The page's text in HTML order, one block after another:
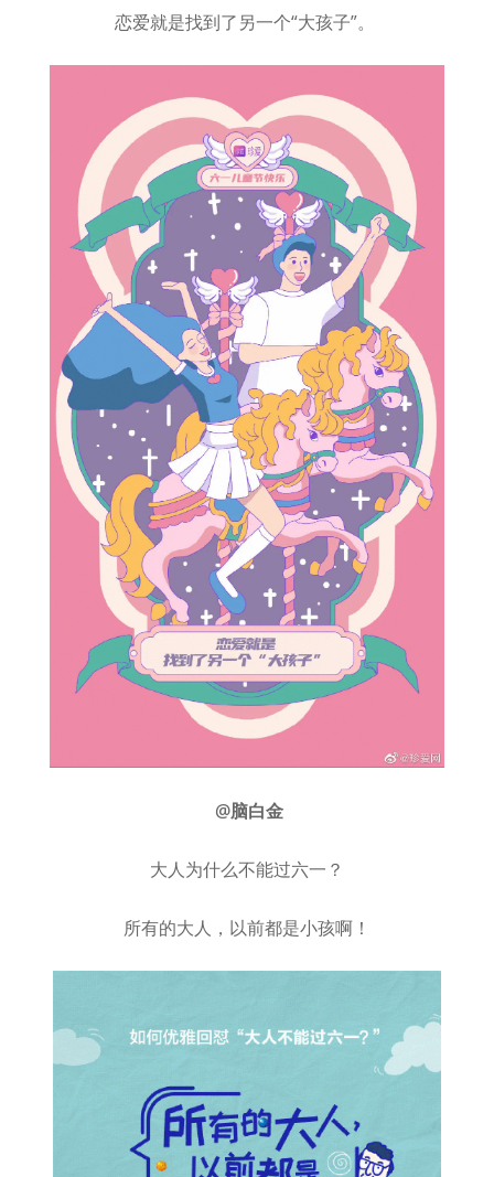
恋爱就是找到了另一个“大孩子”。
@脑白金
大人为什么不能过六一？
所有的大人，以前都是小孩啊！